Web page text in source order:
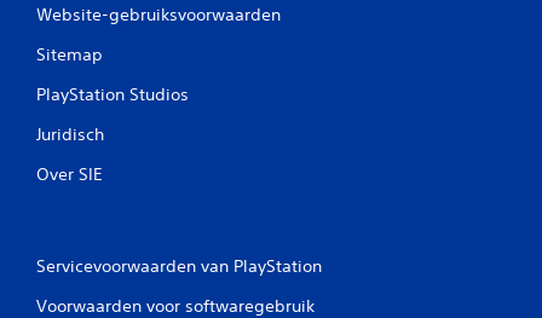
Website-gebruiksvoorwaarden
Sitemap
PlayStation Studios
Juridisch
Over SIE
Servicevoorwaarden van PlayStation
Voorwaarden voor softwaregebruik